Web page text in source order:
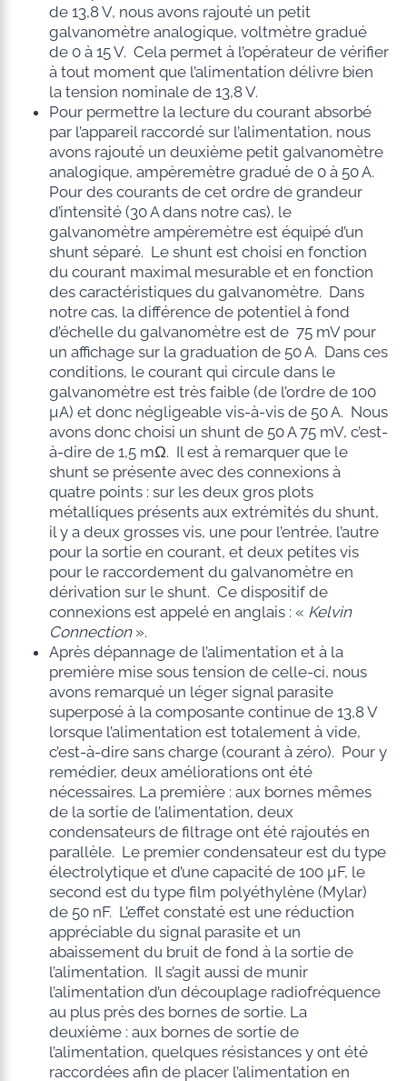
de 13,8 V, nous avons rajouté un petit
galvanomètre analogique, voltmètre gradué
de 0 à 15 V. Cela permet à l’opérateur de vérifier
à tout moment que l’alimentation délivre bien
la tension nominale de 13,8 V.
Pour permettre la lecture du courant absorbé
par l’appareil raccordé sur l’alimentation, nous
avons rajouté un deuxième petit galvanomètre
analogique, ampèremètre gradué de 0 à 50 A.
Pour des courants de cet ordre de grandeur
d’intensité (30 A dans notre cas), le
galvanomètre ampèremètre est équipé d’un
shunt séparé. Le shunt est choisi en fonction
du courant maximal mesurable et en fonction
des caractéristiques du galvanomètre. Dans
notre cas, la différence de potentiel à fond
d’échelle du galvanomètre est de 75 mV pour
un affichage sur la graduation de 50 A. Dans ces
conditions, le courant qui circule dans le
galvanomètre est très faible (de l’ordre de 100
µA) et donc négligeable vis-à-vis de 50 A. Nous
avons donc choisi un shunt de 50 A 75 mV, c’est-
à-dire de 1,5 mΩ. Il est à remarquer que le
shunt se présente avec des connexions à
quatre points : sur les deux gros plots
métalliques présents aux extrémités du shunt,
il y a deux grosses vis, une pour l’entrée, l’autre
pour la sortie en courant, et deux petites vis
pour le raccordement du galvanomètre en
dérivation sur le shunt. Ce dispositif de
connexions est appelé en anglais : « Kelvin
Connection».
Après dépannage de l’alimentation et à la
première mise sous tension de celle-ci, nous
avons remarqué un léger signal parasite
superposé à la composante continue de 13,8 V
lorsque l’alimentation est totalement à vide,
c’est-à-dire sans charge (courant à zéro). Pour y
remédier, deux améliorations ont été
nécessaires. La première : aux bornes mêmes
de la sortie de l’alimentation, deux
condensateurs de filtrage ont été rajoutés en
parallèle. Le premier condensateur est du type
électrolytique et d’une capacité de 100 µF, le
second est du type film polyéthylène (Mylar)
de 50 nF. L’effet constaté est une réduction
appréciable du signal parasite et un
abaissement du bruit de fond à la sortie de
l’alimentation. Il s’agit aussi de munir
l’alimentation d’un découplage radiofréquence
au plus près des bornes de sortie. La
deuxième : aux bornes de sortie de
l’alimentation, quelques résistances y ont été
raccordées afin de placer l’alimentation en